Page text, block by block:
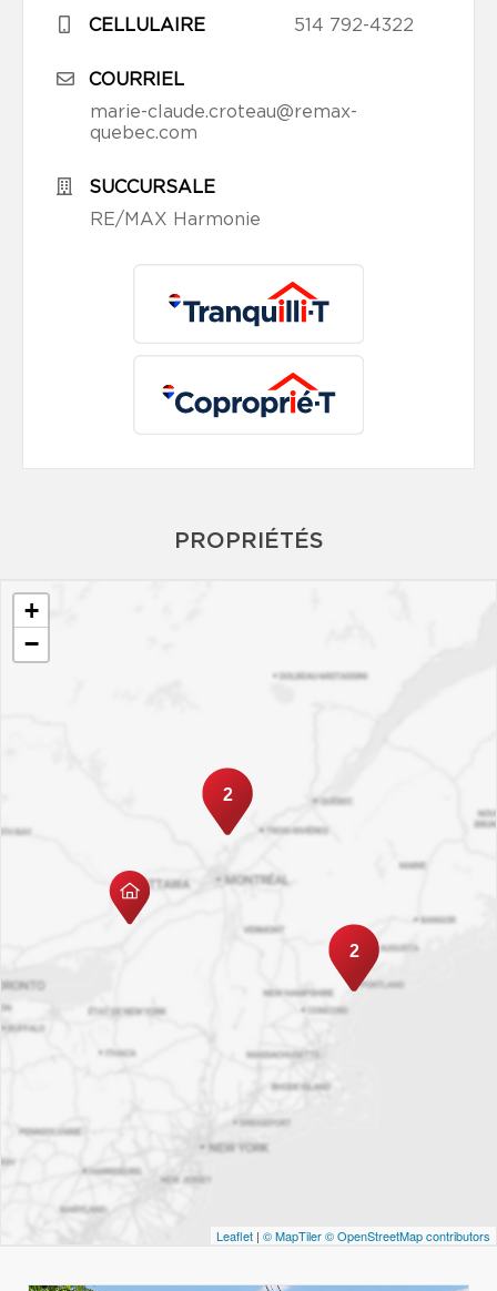
CELLULAIRE 514 792-4322
COURRIEL
marie-claude.croteau@remax-
quebec.com
SUCCURSALE
RE/MAX Harmonie
PROPRIÉTÉS
2
2
+
−
Leaflet | © MapTiler© OpenStreetMap contributors